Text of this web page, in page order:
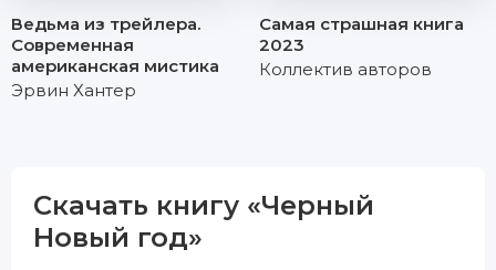
Ведьма из трейлера.
Современная
американская мистика
Эрвин Хантер
Самая страшная книга
2023
Коллектив авторов
Скачать книгу «Черный
Новый год»